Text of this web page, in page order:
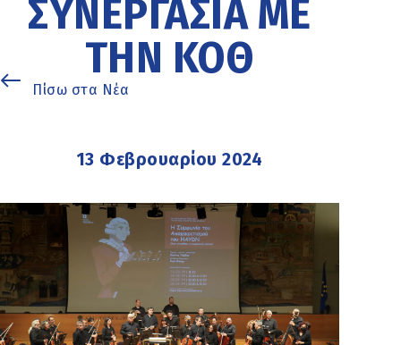
ΣΥΝΕΡΓΑΣΊΑ ΜΕ
ΤΗΝ ΚΟΘ
Πίσω στα Νέα
13 Φεβρουαρίου 2024